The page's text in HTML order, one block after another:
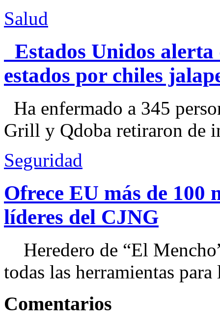
Salud
Estados Unidos alerta
estados por chiles
Ha enfermado a 345
Grill y Qdoba retiraron de
Seguridad
Ofrece EU más de 100
líderes del CJNG
Heredero de “El
todas las herramientas
Comentarios